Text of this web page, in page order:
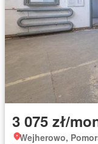
3 075 zł/
Wejherowo,